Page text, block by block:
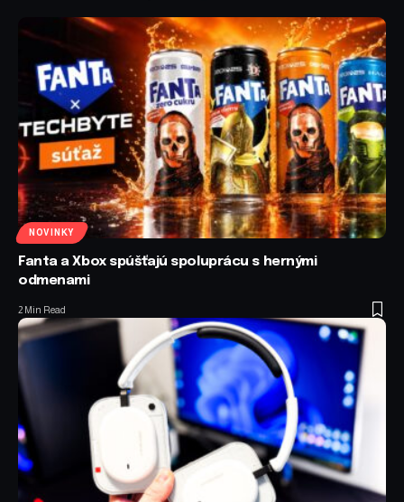
NOVINKY
Fanta a Xbox spúšťajú spoluprácu s hernými
odmenami
2 Min Read